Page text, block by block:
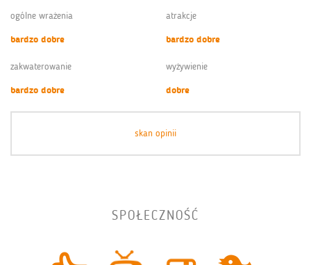
ogólne wrażenia
bardzo dobre
atrakcje
bardzo dobre
zakwaterowanie
bardzo dobre
wyżywienie
dobre
skan opinii
SPOŁECZNOŚĆ